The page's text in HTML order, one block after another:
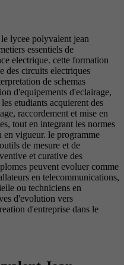
lycee polyvalent jean
essentiels de
electrique. cette formation
des circuits electriques
de schemas
d'equipements d'eclairage,
etudiants acquierent des
raccordement et mise en
tout en integrant les normes
en vigueur. le programme
de mesure et de
et curative des
peuvent evoluer comme
en telecommunications,
ou techniciens en
d'evolution vers
d'entreprise dans le